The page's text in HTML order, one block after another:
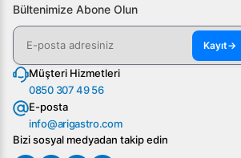
Bültenimize Abone Olun
Kayıt→
Müşteri Hizmetleri
0850 307 49 56
E-posta
info@arigastro.com
Bizi sosyal medyadan takip edin